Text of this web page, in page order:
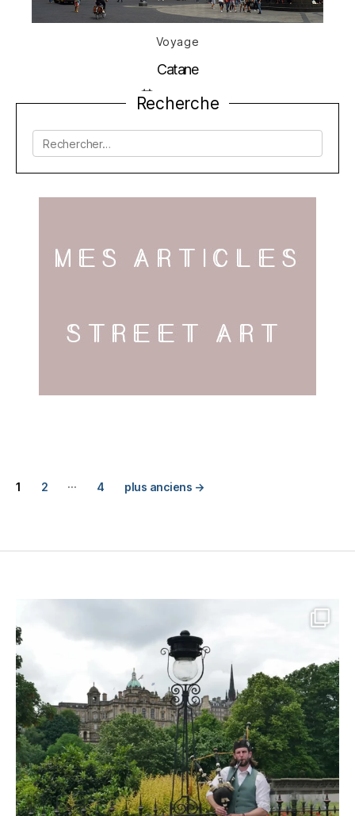
Catégories
Voyage
Catane
Date
de
25 juin 2020
Recherche
Rechercher :
Pagination
publications
1 2 … 4 plus anciens →